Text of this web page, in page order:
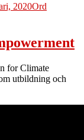
2020Ord
for Climate
utbildning och